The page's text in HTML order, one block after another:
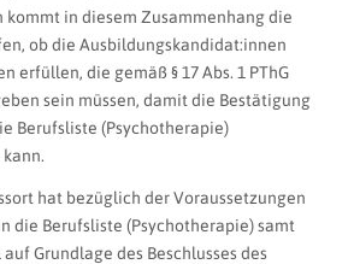
kommt in diesem Zusammenhang die
ob die Ausbildungskandidat:innen
erfüllen, die gemäß § 17 Abs. 1 PThG
sein müssen, damit die Bestätigung
Berufsliste (Psychotherapie)
hat bezüglich der Voraussetzungen
die Berufsliste (Psychotherapie) samt
Grundlage des Beschlusses des